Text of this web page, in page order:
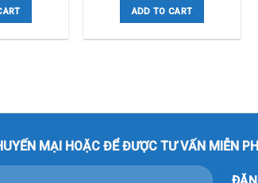
ADD TO CART
MẠI HOẶC ĐỂ ĐƯỢC TƯ VẤN MIỄN PHÍ